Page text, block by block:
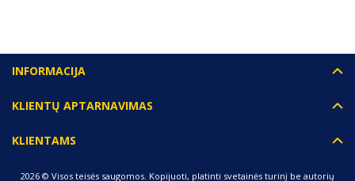
INFORMACIJA
KLIENTŲ APTARNAVIMAS
KLIENTAMS
2026 © Visos teisės saugomos. Kopijuoti, platinti svetainės turinį be autorių